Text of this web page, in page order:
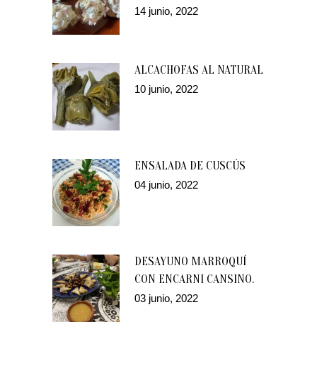
14 junio, 2022
ALCACHOFAS AL NATURAL
10 junio, 2022
ENSALADA DE CUSCÚS
04 junio, 2022
DESAYUNO MARROQUÍ
CON ENCARNI CANSINO.
03 junio, 2022